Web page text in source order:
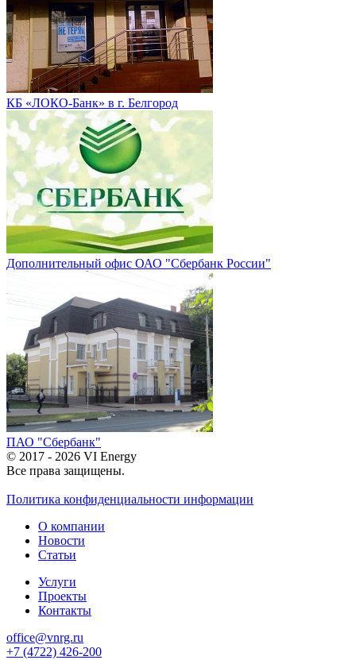
КБ «ЛОКО-Банк» в г. Белгород
Дополнительный офис ОАО "Сбербанк России"
ПАО "Сбербанк"
© 2017 - 2026 VI Energy
Все права защищены.
Политика конфиденциальности информации
О компании
Новости
Статьи
Услуги
Проекты
Контакты
office@vnrg.ru
+7 (4722) 426-200